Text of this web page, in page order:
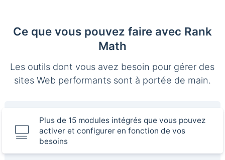
Ce que vous pouvez faire avec Rank
Math
Les outils dont vous avez besoin pour gérer des
sites Web performants sont à portée de main.
Plus de 15 modules intégrés que vous pouvez
activer et configurer en fonction de vos
besoins